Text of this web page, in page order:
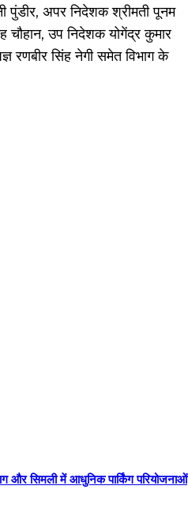
पुंडीर, अपर निदेशक श्रीमती पूनम
उप निदेशक योगेंद्र कुमार
रणबीर सिंह नेगी समेत विभाग के
और सिमली में आधुनिक पार्किंग परियोजनाओं